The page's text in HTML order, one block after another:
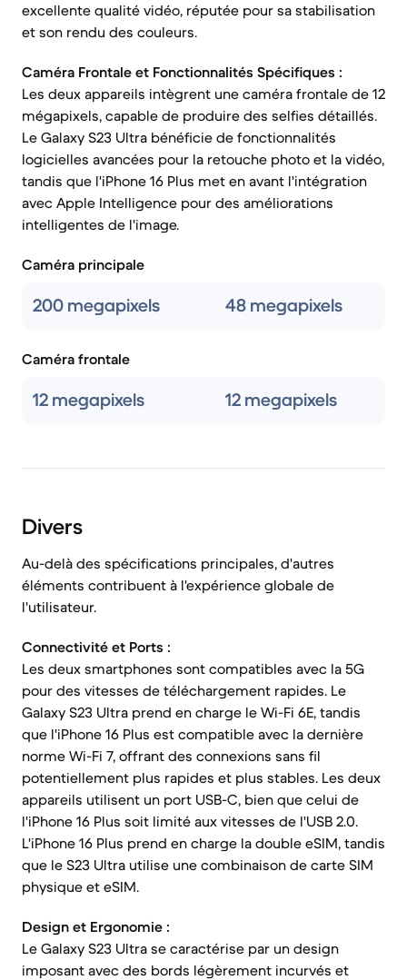
excellente qualité vidéo, réputée pour sa stabilisation
et son rendu des couleurs.
Caméra Frontale et Fonctionnalités Spécifiques :
Les deux appareils intègrent une caméra frontale de 12
mégapixels, capable de produire des selfies détaillés.
Le Galaxy S23 Ultra bénéficie de fonctionnalités
logicielles avancées pour la retouche photo et la vidéo,
tandis que l'iPhone 16 Plus met en avant l'intégration
avec Apple Intelligence pour des améliorations
intelligentes de l'image.
Caméra principale
200 megapixels 48 megapixels
Caméra frontale
12 megapixels 12 megapixels
Divers
Au-delà des spécifications principales, d'autres
éléments contribuent à l'expérience globale de
l'utilisateur.
Connectivité et Ports :
Les deux smartphones sont compatibles avec la 5G
pour des vitesses de téléchargement rapides. Le
Galaxy S23 Ultra prend en charge le Wi-Fi 6E, tandis
que l'iPhone 16 Plus est compatible avec la dernière
norme Wi-Fi 7, offrant des connexions sans fil
potentiellement plus rapides et plus stables. Les deux
appareils utilisent un port USB-C, bien que celui de
l'iPhone 16 Plus soit limité aux vitesses de l'USB 2.0.
L'iPhone 16 Plus prend en charge la double eSIM, tandis
que le S23 Ultra utilise une combinaison de carte SIM
physique et eSIM.
Design et Ergonomie :
Le Galaxy S23 Ultra se caractérise par un design
imposant avec des bords légèrement incurvés et